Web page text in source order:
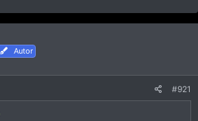
Autor
#921